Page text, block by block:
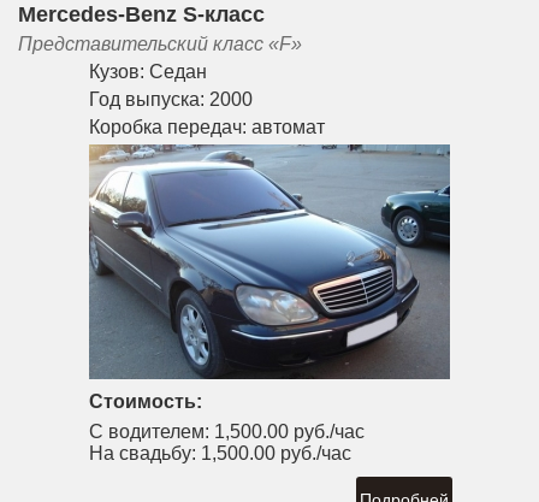
Mercedes-Benz S-класс
Представительский класс «F»
Кузов: Седан
Год выпуска: 2000
Коробка передач: автомат
Стоимость:
С водителем: 1,500.00 руб./час
На свадьбу: 1,500.00 руб./час